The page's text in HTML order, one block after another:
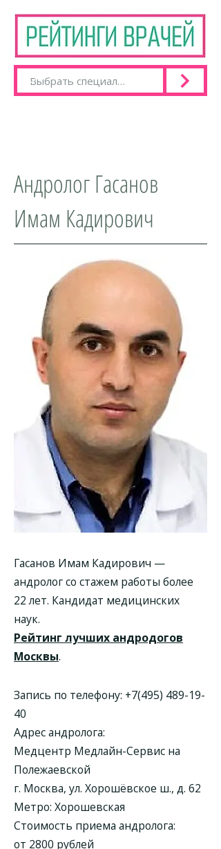
Андролог Гасанов
Имам Кадирович
Гасанов Имам Кадирович —
андролог со стажем работы более
22 лет. Кандидат медицинских
наук.
Рейтинг лучших андродогов
Москвы.
Запись по телефону: +7(495) 489-19-
40
Адрес андролога:
Медцентр Медлайн-Сервис на
Полежаевской
г. Москва, ул. Хорошёвское ш., д. 62
Метро: Хорошевская
Стоимость приема андролога:
от 2800 рублей